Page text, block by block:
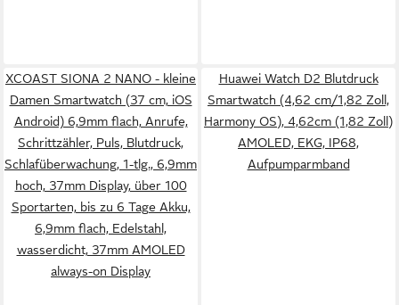
XCOAST SIONA 2 NANO - kleine
Damen Smartwatch (37 cm, iOS
Android) 6,9mm flach, Anrufe,
Schrittzähler, Puls, Blutdruck,
Schlafüberwachung, 1-tlg., 6,9mm
hoch, 37mm Display, über 100
Sportarten, bis zu 6 Tage Akku,
6,9mm flach, Edelstahl,
wasserdicht, 37mm AMOLED
always-on Display
Huawei Watch D2 Blutdruck
Smartwatch (4,62 cm/1,82 Zoll,
Harmony OS), 4,62cm (1,82 Zoll)
AMOLED, EKG, IP68,
Aufpumparmband